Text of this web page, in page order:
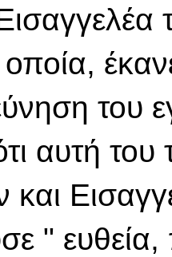
του
αυτή
"